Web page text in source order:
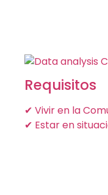
Requisitos
✔ Vivir en la
✔ Estar en